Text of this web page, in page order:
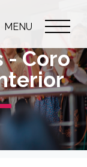
MENU
- Coro